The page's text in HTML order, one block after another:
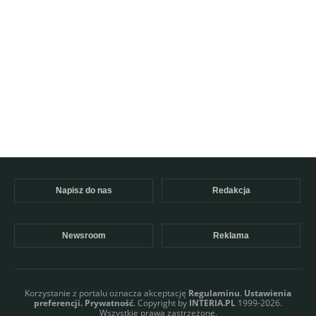
Napisz do nas Redakcja
Newsroom Reklama
Korzystanie z portalu oznacza akceptację Regulaminu. Ustawienia
preferencji. Prywatność. Copyright by INTERIA.PL 1999-2026.
Wszystkie prawa zastrzeżone.